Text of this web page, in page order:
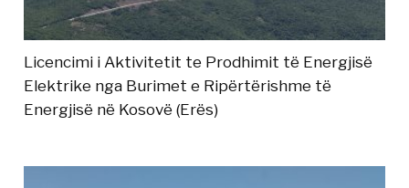
Licencimi i Aktivitetit te Prodhimit të Energjisë
Elektrike nga Burimet e Ripërtërishme të
Energjisë në Kosovë (Erës)